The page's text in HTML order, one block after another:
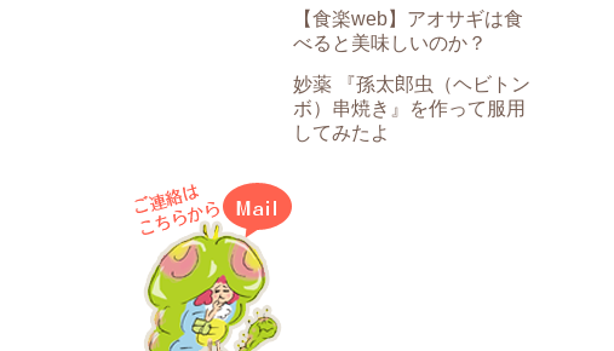
【食楽web】アオサギは食
べると美味しいのか？
妙薬 『孫太郎虫（ヘビトン
ボ）串焼き』を作って服用
してみたよ